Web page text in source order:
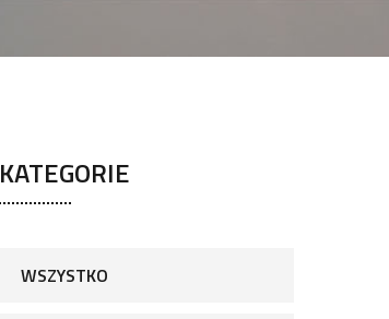
KATEGORIE
WSZYSTKO